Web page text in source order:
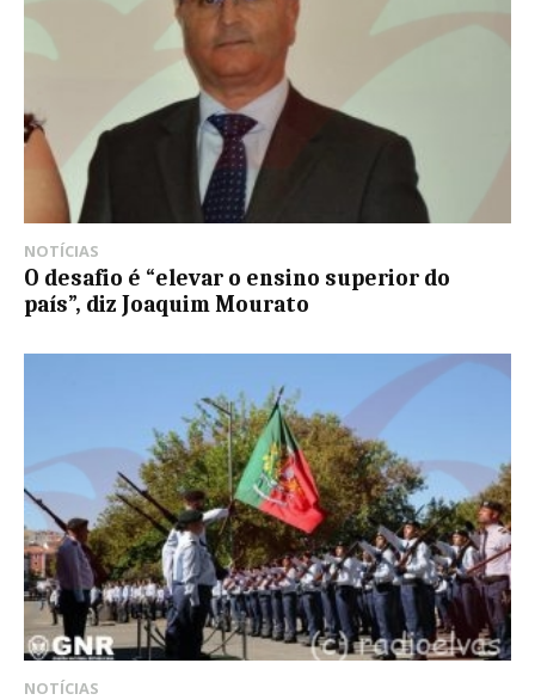
NOTÍCIAS
O desafio é “elevar o ensino superior do
país”, diz Joaquim Mourato
NOTÍCIAS